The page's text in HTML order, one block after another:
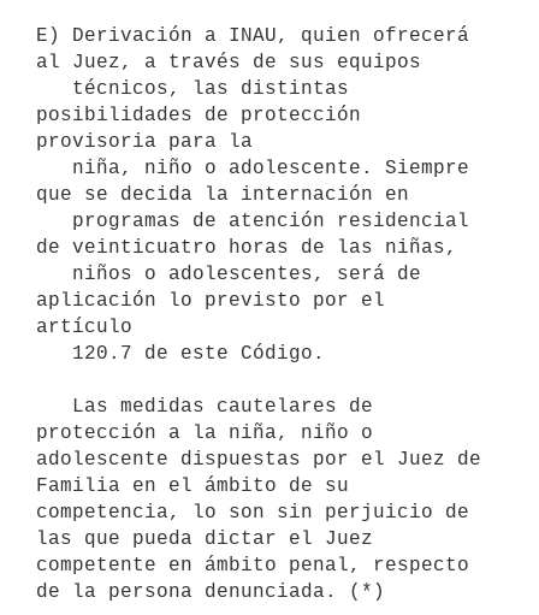
E) Derivación a INAU, quien ofrecerá
al Juez, a través de sus equipos
posibilidades de protección
provisoria para la
que se decida la internación en
de veinticuatro horas de las niñas,
aplicación lo previsto por el
artículo
protección a la niña, niño o
adolescente dispuestas por el Juez de
Familia en el ámbito de su
competencia, lo son sin perjuicio de
las que pueda dictar el Juez
competente en ámbito penal, respecto
de la persona denunciada. (*)